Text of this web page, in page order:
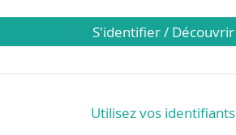
S'identifier / Découvrir
Utilisez vos identifiants